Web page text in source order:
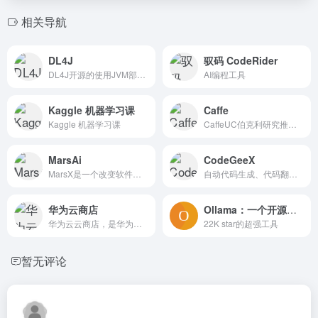
相关导航
DL4J 驭码 CodeRider
AI编程工具
Kaggle 机器学习课
Kaggle 机器学习课
Caffe
MarsAi CodeGeeX
华为云商店 Ollama：一个开源跨平台大模型工具
22K star的超强工具
暂无评论